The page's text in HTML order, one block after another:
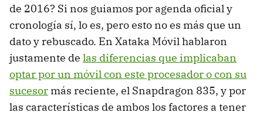
de 2016? Si nos guiamos por agenda oficial y
cronología sí, lo es, pero esto no es más que un
dato y rebuscado. En Xataka Móvil hablaron
justamente de las diferencias que implicaban
optar por un móvil con este procesador o con su
sucesor más reciente, el Snapdragon 835, y por
las características de ambos los factores a tener